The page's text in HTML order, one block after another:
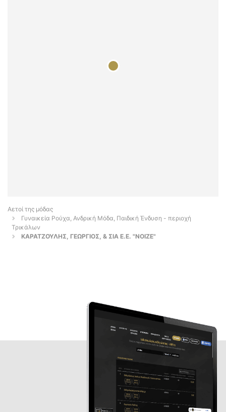
Αετοί της μόδας
Γυναικεία Ρούχα, Ανδρική Μόδα, Παιδική Ένδυση - περιοχή
Τρικάλων
ΚΑΡΑΤΖΟΥΛΗΣ, ΓΕΩΡΓΙΟΣ, & ΣΙΑ Ε.Ε. "NOIZE"